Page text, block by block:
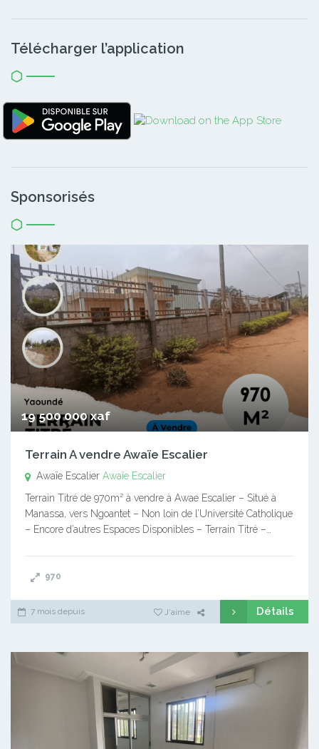
Télécharger l’application
Sponsorisés
19 500 000 xaf
Terrain A vendre Awaïe Escalier
Awaïe Escalier Awaïe Escalier
Terrain Titré de 970m² à vendre à Awae Escalier – Situé à
Manassa, vers Ngoantet – Non loin de l’Université Catholique
– Encore d’autres Espaces Disponibles – Terrain Titré –…
970
7 mois depuis J'aime Détails